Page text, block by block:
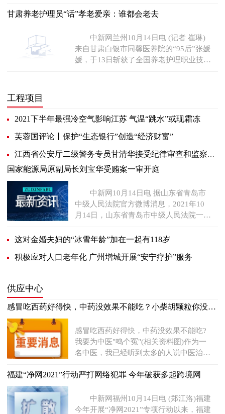
甘肃养老护理员“话”孝老爱亲：谁都会老去
中新网兰州10月14日电 (记者 崔琳)
来自甘肃白银市同馨医养院的“95后”张媛
媛，于13日斩获了全国养老护理职业技能
工程项目
2021下半年最强冷空气影响江苏 气温“跳水”或现霜冻
芙蓉国评论丨保护“生态银行”创造“经济财富”
江西省公安厅二级警务专员甘清华接受纪律审查和监察调查
国家能源局原副局长刘宝华受贿案一审开庭
中新网10月14日电 据山东省青岛市
中级人民法院官方微博消息，2021年10
月14日，山东省青岛市中级人民法院一审
这对金婚夫妇的“冰雪年龄”加在一起有118岁
积极应对人口老年化 广州增城开展“安宁疗护”服务
供应中心
感冒吃西药好得快，中药没效果不能吃？小柴胡颗粒你没用过？
感冒吃西药好得快，中药没效果不能吃?
我要为中医"鸣个冤"(相关资料图)作为一
名中医，我已经听到太多的人说中医治疗
福建“净网2021”行动严打网络犯罪 今年破获多起跨境网
中新网福州10月14日电 (郑江洛)福建
今年开展“净网2021”专项行动以来，福建